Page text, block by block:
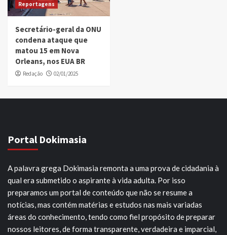
Reportagens
Secretário-geral da ONU
condena ataque que
matou 15 em Nova
Orleans, nos EUA BR
Redação 02/01/2025
Portal Dokimasia
A palavra grega Dokimasia remonta a uma prova de cidadania à
qual era submetido o aspirante à vida adulta. Por isso
preparamos um portal de conteúdo que não se resume a
notícias, mas contém matérias e estudos nas mais variadas
áreas do conhecimento, tendo como fiel propósito de preparar
nossos leitores, de forma transparente, verdadeira e imparcial,